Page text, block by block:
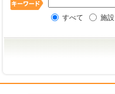
すべて 施